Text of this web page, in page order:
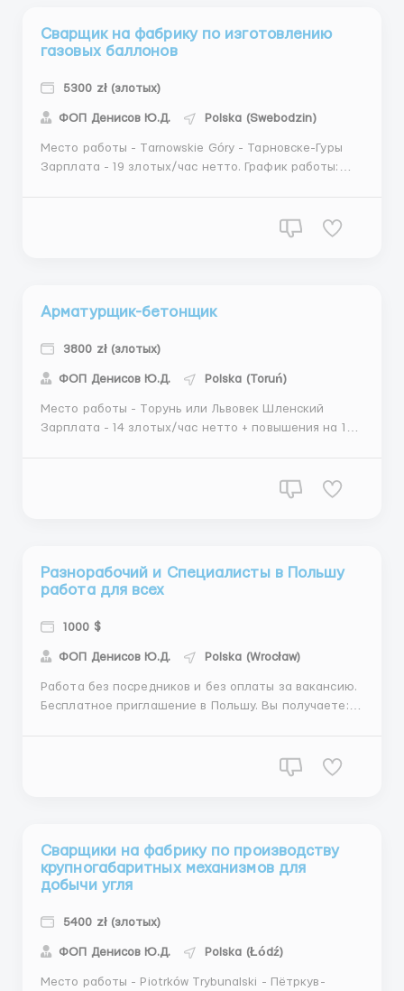
Сварщик на фабрику по изготовлению
газовых баллонов
5300 zł (злотых)
ФОП Денисов Ю.Д. Polska (Swebodzin)
Место работы - Tarnowskie Góry - Тарновске-Гуры
Зарплата - 19 злотых/час нетто. График работы:
Арматурщик-бетонщик
3800 zł (злотых)
ФОП Денисов Ю.Д. Polska (Toruń)
Место работы - Торунь или Львовек Шленский
Зарплата - 14 злотых/час нетто + повышения на 15
студент до 26 лет - 16,20 злотых/час нетто за PIT-0
Разнорабочий и Специалисты в Польшу
работа для всех
1000 $
ФОП Денисов Ю.Д. Polska (Wrocław)
Работа без посредников и без оплаты за вакансию.
Бесплатное приглашение в Польшу. Вы получаете: -
(зависит от квалификаций) - возможность работать
Сварщики на фабрику по производству
крупногабаритных механизмов для
добычи угля
5400 zł (злотых)
ФОП Денисов Ю.Д. Polska (Łódź)
Место работы - Piotrków Trybunalski - Пётркув-